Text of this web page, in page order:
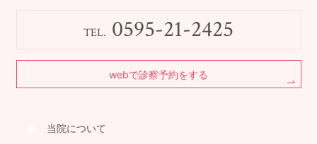
TEL. 0595-21-2425
webで診察予約をする
当院について